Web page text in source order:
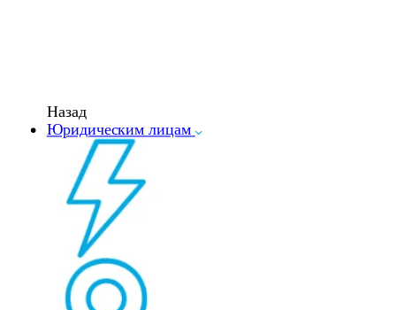
Назад
Юридическим лицам